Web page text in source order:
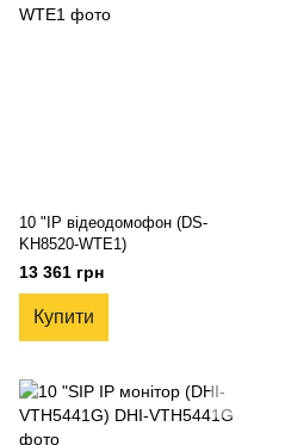
10 "IP відеодомофон (DS-
KH8520-WTE1)
13 361 грн
Купити